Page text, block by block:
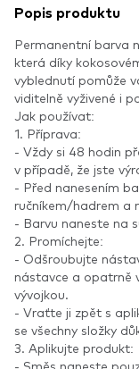
Popis produktu
Permanentní barva
která díky
vyblednutí pomůže
viditelně vyživené i
Jak používat:
1. Příprava:
- Vždy si 48 hodin
v případě, že jste
- Před nanesením
ručníkem/hadrem a
- Barvu naneste na
2. Promíchejte:
- Odšroubujte
nástavce a opatrně
vývojkou.
- Vraťte ji zpět s
se všechny složky
3. Aplikujte produkt:
- Směs naneste